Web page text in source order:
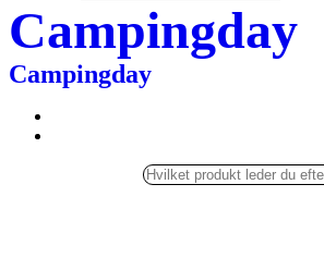
Campingday
Campingday